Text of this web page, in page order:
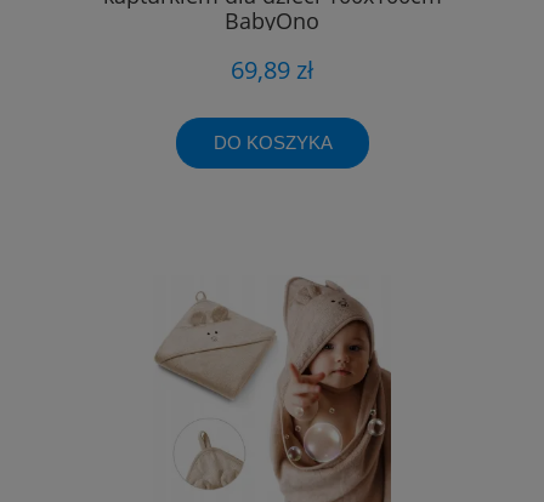
BabyOno
69,89 zł
DO KOSZYKA